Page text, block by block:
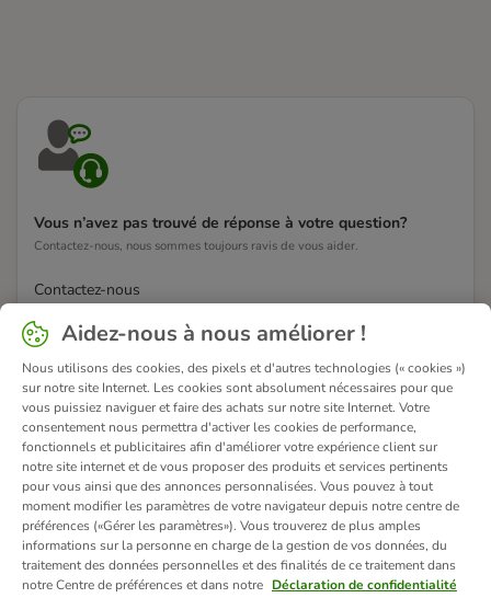
Vous n’avez pas trouvé de réponse à votre question?
Contactez-nous, nous sommes toujours ravis de vous aider.
Contactez-nous
Aidez-nous à nous améliorer !
Nous utilisons des cookies, des pixels et d'autres technologies (« cookies »)
sur notre site Internet. Les cookies sont absolument nécessaires pour que
vous puissiez naviguer et faire des achats sur notre site Internet. Votre
consentement nous permettra d'activer les cookies de performance,
fonctionnels et publicitaires afin d'améliorer votre expérience client sur
notre site internet et de vous proposer des produits et services pertinents
pour vous ainsi que des annonces personnalisées. Vous pouvez à tout
moment modifier les paramètres de votre navigateur depuis notre centre de
préférences («Gérer les paramètres»). Vous trouverez de plus amples
informations sur la personne en charge de la gestion de vos données, du
traitement des données personnelles et des finalités de ce traitement dans
notre Centre de préférences et dans notre Déclaration de confidentialité